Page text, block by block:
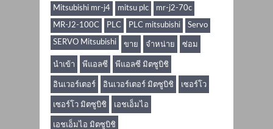
Mitsubishi mr-j4 mitsu plc mr-j2-70c
MR-J2-100C PLC PLC mitsubishi Servo
SERVO Mitsubishi ขาย จำหน่าย ซ่อม
นำเข้า พีแอลซี พีแอลซี มิตซูบิชิ
อินเวอร์เตอร์ อินเวอร์เตอร์ มิตซูบิชิ เซอร์โว
เซอร์โว มิตซูบิชิ เอชเอ็มไอ
เอชเอ็มไอ มิตซูบิชิ